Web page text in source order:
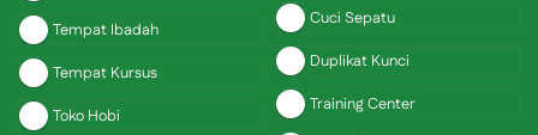
Tempat Ibadah
Tempat Kursus
Toko Hobi
Cuci Sepatu
Duplikat Kunci
Training Center